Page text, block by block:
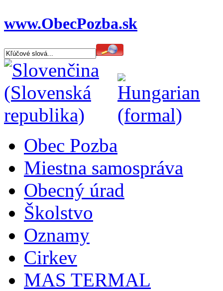
www.ObecPozba.sk
Obec Pozba
Miestna samospráva
Obecný úrad
Školstvo
Oznamy
Cirkev
MAS TERMAL